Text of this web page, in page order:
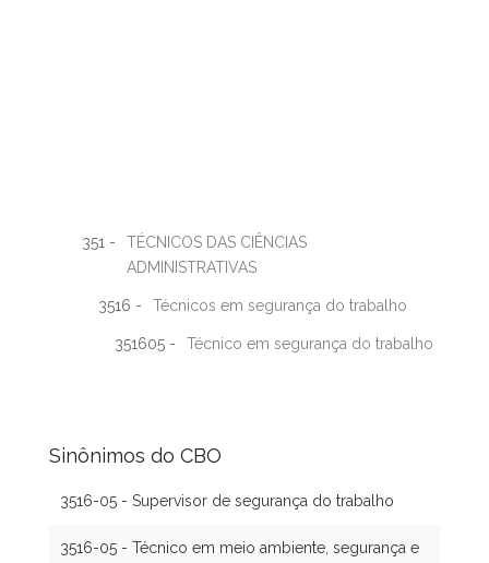
351 -
TÉCNICOS DAS CIÊNCIAS
ADMINISTRATIVAS
3516 - Técnicos em segurança do trabalho
351605 - Técnico em segurança do trabalho
Sinônimos do CBO
3516-05 - Supervisor de segurança do trabalho
3516-05 - Técnico em meio ambiente, segurança e